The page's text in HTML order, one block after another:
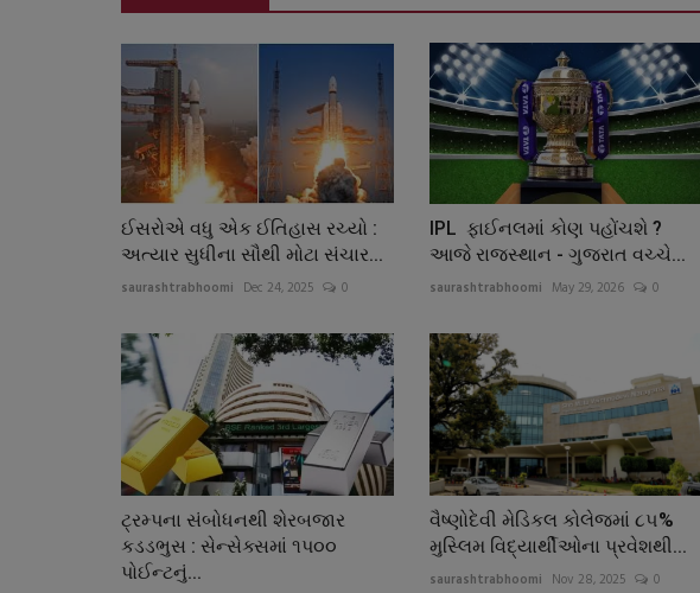
ઈસરોએ વધુ એક ઈતિહાસ રચ્યો :
અત્યાર સુધીના સૌથી મોટા સંચાર...
saurashtrabhoomi Dec 24, 2025 0
IPL ફાઈનલમાં કોણ પહોંચશે ?
આજે રાજસ્થાન - ગુજરાત વચ્ચે...
saurashtrabhoomi May 29, 2026 0
ટ્રમ્પના સંબોધનથી શેરબજાર
કડડભુસ : સેન્સેક્સમાં ૧પ૦૦
પોઈન્ટનું...
વૈષ્ણોદેવી મેડિકલ કોલેજમાં ૮૫%
મુસ્લિમ વિદ્યાર્થીઓના પ્રવેશથી...
saurashtrabhoomi Nov 28, 2025 0